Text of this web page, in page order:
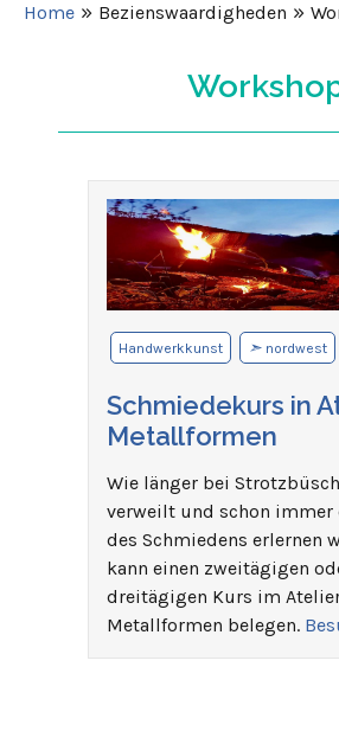
Home » Bezienswaardigheden »
Handwerkkunst ➣ nordwest
Schmiedekurs in
Metallformen
Wie länger bei
verweilt und schon immer
des Schmiedens erlernen
kann einen zweitägigen
dreitägigen Kurs im
Metallformen belegen.